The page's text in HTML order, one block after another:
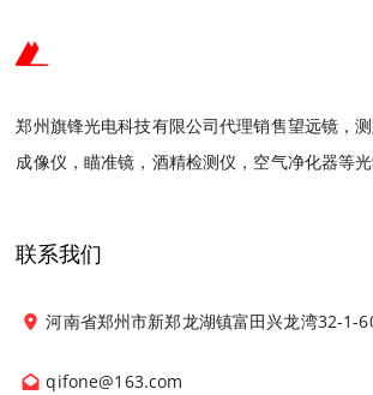
郑州旗锋光电科技有限公司代理销售望远镜，
成像仪，瞄准镜，酒精检测仪，空气净化器等光
联系我们
河南省郑州市新郑龙湖镇富田兴龙湾32-1-
qifone@163.com